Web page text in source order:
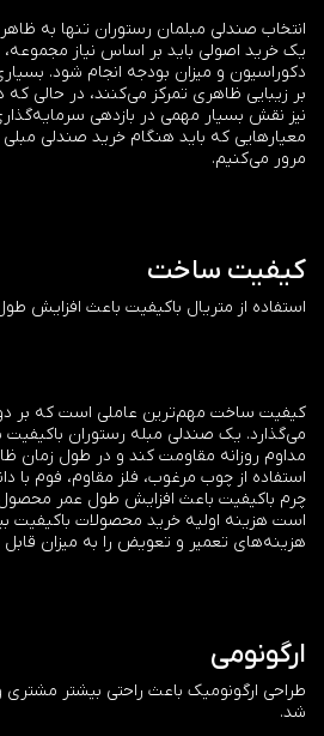
انتخاب صندلی مبلمان رستوران تنها به
یک خرید اصولی باید بر اساس نیاز
دکوراسیون و میزان بودجه انجام شود.
بر زیبایی ظاهری تمرکز می‌کنند، در حالی
نیز نقش بسیار مهمی در بازدهی
معیارهایی که باید هنگام خرید صندلی مبلی
مرور می‌کنیم.
کیفیت ساخت
استفاده از متریال باکیفیت باعث
کیفیت ساخت مهم‌ترین عاملی است که بر
می‌گذارد. یک صندلی مبله رستوران باکیفیت
مداوم روزانه مقاومت کند و در طول زمان
استفاده از چوب مرغوب، فلز مقاوم، فوم با
چرم باکیفیت باعث افزایش طول عمر
است هزینه اولیه خرید محصولات باکیفیت
هزینه‌های تعمیر و تعویض را به میزان
ارگونومی
طراحی ارگونومیک باعث راحتی بیشتر
شد.